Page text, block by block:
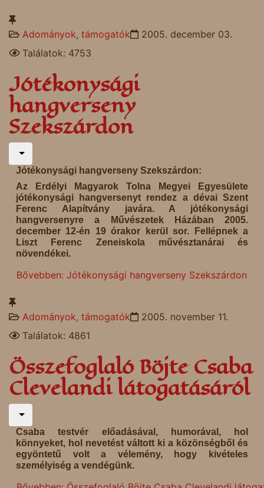
Adományok, támogatók
2005. december 03.
Találatok: 4753
Jótékonysági
hangverseny
Szekszárdon
Jótékonysági hangverseny Szekszárdon:
Az Erdélyi Magyarok Tolna Megyei Egyesülete
jótékonysági hangversenyt rendez a dévai Szent
Ferenc Alapítvány javára. A jótékonysági
hangversenyre a Művészetek Házában 2005.
december 12-én 19 órakor kerül sor. Fellépnek a
Liszt Ferenc Zeneiskola művésztanárai és
növendékei.
Bővebben: Jótékonysági hangverseny Szekszárdon
Adományok, támogatók
2005. november 11.
Találatok: 4861
Összefoglaló Böjte Csaba
Clevelandi látogatásáról
Csaba testvér előadásával, humorával, hol
könnyeket, hol nevetést váltott ki a közönségből és
egyöntetű volt a vélemény, hogy kivételes
személyiség a vendégünk.